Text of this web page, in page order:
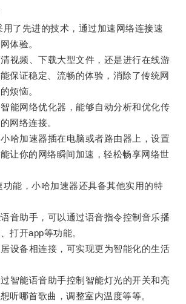
先进的技术，通过加速网络连接速
体验。
频、下载大型文件，还是进行在线游
保证稳定、流畅的体验，消除了传统网
烦恼。
网络优化器，能够自动分析和优化传
网络连接。
加速器插在电脑或者路由器上，设置
让你的网络瞬间加速，轻松畅享网络世
，小哈加速器还具备其他实用的特
助手，可以通过语音指令控制音乐播
打开app等功能。
备相连接，可实现更为智能化的生活
能语音助手控制智能灯光的开关和亮
听哪首歌曲，调整室内温度等等。